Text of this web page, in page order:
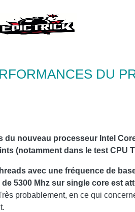
DU
nouveau processeur Intel
(notamment dans le test CPU
avec une fréquence de
5300 Mhz sur single core est
probablement, en ce qui